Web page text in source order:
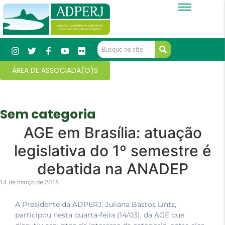
ÁREA DE ASSOCIADA(O)S
Sem categoria
AGE em Brasília: atuação
legislativa do 1º semestre é
debatida na ANADEP
14 de março de 2018
A Presidente da ADPERJ, Juliana Bastos Lintz,
participou nesta quarta-feira (14/03), da AGE que